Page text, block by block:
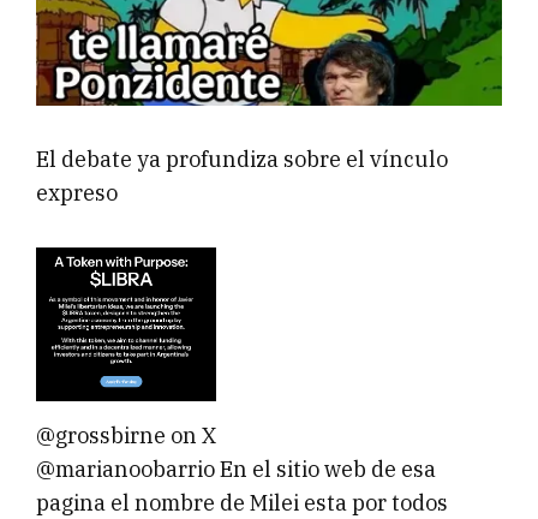
El debate ya profundiza sobre el vínculo
expreso
@grossbirne on X
@marianoobarrio En el sitio web de esa
pagina el nombre de Milei esta por todos